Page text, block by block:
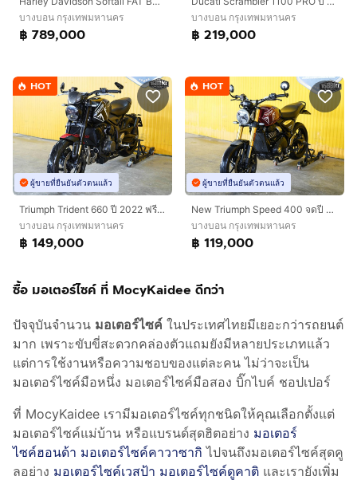
บางบอน กรุงเทพมหานคร
฿ 789,000
บางบอน กรุงเทพมหานคร
฿ 219,000
HOT
ผู้ขายที่ยืนยันตัวตนแล้ว
Triumph Trident 660 ปี 2022 ฟรีดาวน์ออกรถใช้เงิน 0 บาท
บางบอน กรุงเทพมหานคร
฿ 149,000
HOT
ผู้ขายที่ยืนยันตัวตนแล้ว
New Triumph Speed 400 จดปี 2025 ดาวห์เริ่มต้นที่ 15,130 บ.
บางบอน กรุงเทพมหานคร
฿ 119,000
ซื้อ มอเตอร์ไซค์ ที่ MocyKaidee ดีกว่า
ปัจจุบันจำนวน มอเตอร์ไซค์ ในประเทศไทยมีเยอะกว่ารถยนต์
มาก เพราะขับขี่สะดวกคล่องตัวแถมยังมีหลายประเภทแล้ว
แต่การใช้งานหรือความชอบของแต่ละคน ไม่ว่าจะเป็น
มอเตอร์ไซค์มือหนึ่ง มอเตอร์ไซค์มือสอง บิ๊กไบค์ ชอปเปอร์
ที่ MocyKaidee เรามีมอเตอร์ไซค์ทุกชนิดให้คุณเลือกตั้งแต่
มอเตอร์ไซค์แม่บ้าน หรือแบรนด์สุดฮิตอย่าง มอเตอร์
ไซค์ฮอนด้า มอเตอร์ไซค์คาวาซากิ ไปจนถึงมอเตอร์ไซค์สุดคู
ลอย่าง มอเตอร์ไซค์เวสป้า มอเตอร์ไซค์ดูคาติ และเรายังเพิ่ม